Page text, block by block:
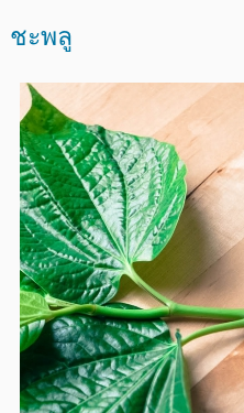
ชะพลู